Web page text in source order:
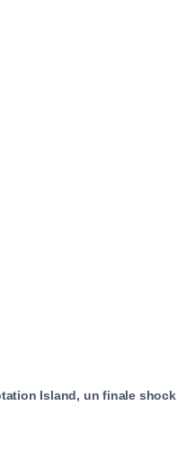
Island, un finale shock